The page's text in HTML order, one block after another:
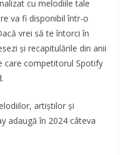
cu melodiile tale
va fi disponibil într-o
vrei să te întorci în
și recapitulările din anii
care competitorul Spotify
artiștilor și
adaugă în 2024 câteva